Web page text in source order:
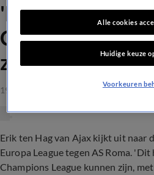
'Dit had een
Champions
zijn'
19 mrt 2021, 20:18
Erik ten Hag van Ajax kijkt uit naar
Europa League tegen AS Roma.
Champions League kunnen zijn,
Alle cookies
Huidige keuze
Voorkeuren